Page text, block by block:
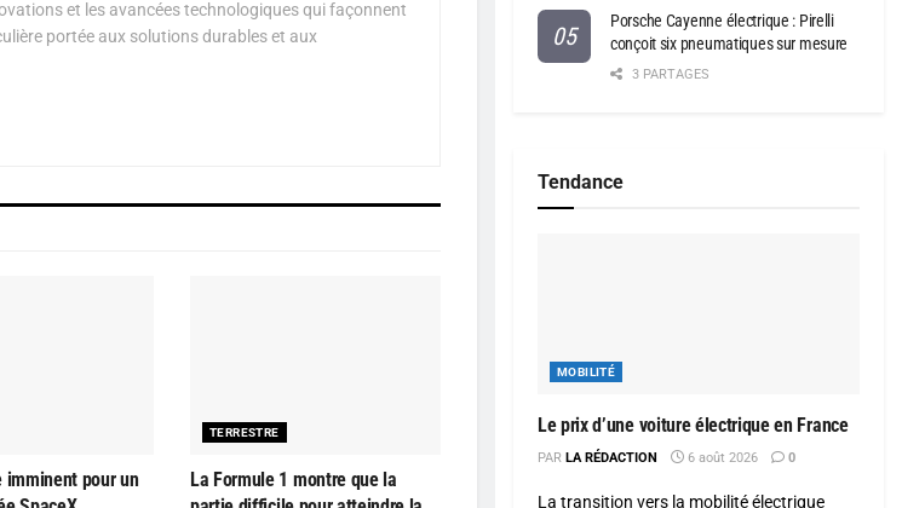
et les avancées technologiques qui façonnent
portée aux solutions durables et aux
imminent pour un
TERRESTRE
La Formule 1 montre que la
Porsche Cayenne électrique : Pirelli
conçoit six pneumatiques sur mesure
3 PARTAGES
Tendance
MOBILITÉ
Le prix d’une voiture électrique en France
PAR LA RÉDACTION 6 août 2026 0
La transition vers la mobilité électrique